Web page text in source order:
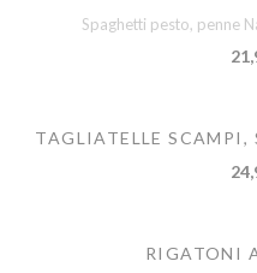
Spaghetti pesto, penne
TAGLIATELLE SCAMPI,
RIGATONI